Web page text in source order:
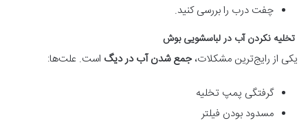
چفت درب را بررسی کنید.
تخلیه نکردن آب در لباسشویی بوش
یکی از رایج‌ترین مشکلات،جمع شدن آب در دیگ است. علت‌ها:
گرفتگی پمپ تخلیه
مسدود بودن فیلتر